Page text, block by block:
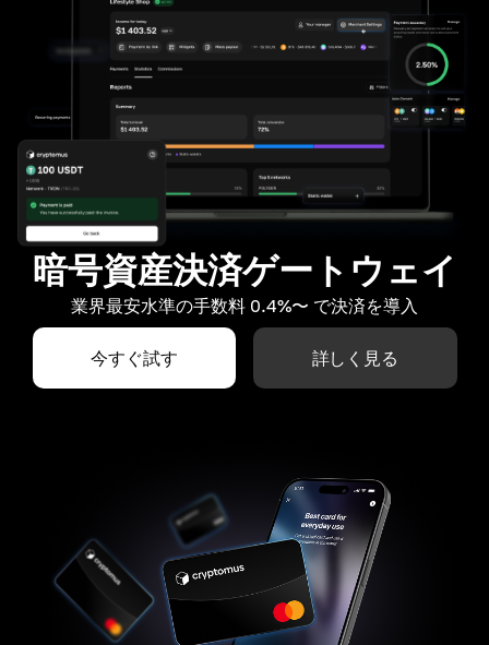
暗号資産決済ゲートウェイ
業界最安水準の手数料 0.4%〜 で決済を導入
今すぐ試す 詳しく見る